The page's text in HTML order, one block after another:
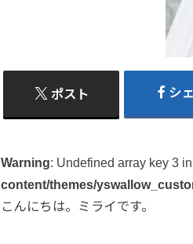
ポスト シ
Warning: Undefined array key 3 in
content/themes/
こんにちは。ミライです。